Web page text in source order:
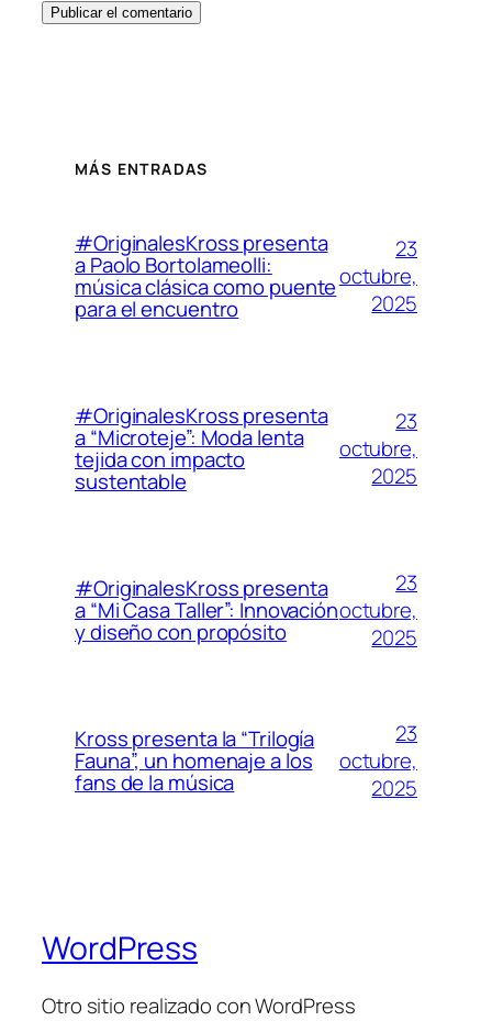
MÁS ENTRADAS
#OriginalesKross presenta
a Paolo Bortolameolli:
música clásica como puente
para el encuentro
23
octubre,
2025
#OriginalesKross presenta
a “Microteje”: Moda lenta
tejida con impacto
sustentable
23
octubre,
2025
#OriginalesKross presenta
a “Mi Casa Taller”: Innovación
y diseño con propósito
23
octubre,
2025
Kross presenta la “Trilogía
Fauna”, un homenaje a los
fans de la música
23
octubre,
2025
WordPress
Otro sitio realizado con WordPress